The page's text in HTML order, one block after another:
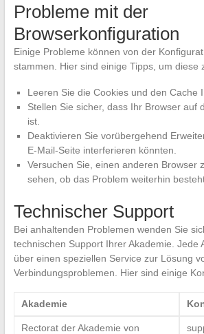
Probleme mit der
Browserkonfiguration
Einige Probleme können von der
stammen. Hier sind einige Tipps, um diese
Leeren Sie die Cookies und den Cache
Stellen Sie sicher, dass Ihr Browser auf
ist.
Deaktivieren Sie vorübergehend
E-Mail-Seite interferieren könnten.
Versuchen Sie, einen anderen Browser
sehen, ob das Problem weiterhin
Technischer Support
Bei anhaltenden Problemen wenden Sie
technischen Support Ihrer Akademie. Jede
über einen speziellen Service zur Lösung
Verbindungsproblemen. Hier sind einige
Akademie
Rectorat der Akademie von